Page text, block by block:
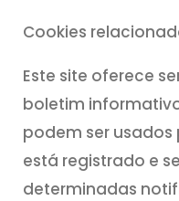
Cookies
Este site oferece
boletim
podem ser usados
está registrado e
determinadas